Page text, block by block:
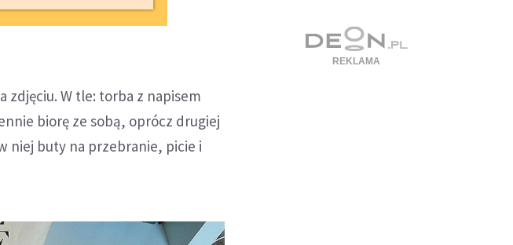
zdjęciu. W tle: torba z napisem
biorę ze sobą, oprócz drugiej
niej buty na przebranie, picie i